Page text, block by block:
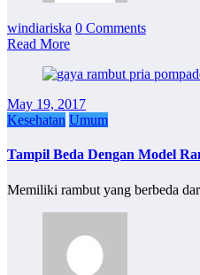
windiariska 0 Comments
Read More
May 19, 2017
Kesehatan Umum
Tampil Beda Dengan Model
Memiliki rambut yang berbeda